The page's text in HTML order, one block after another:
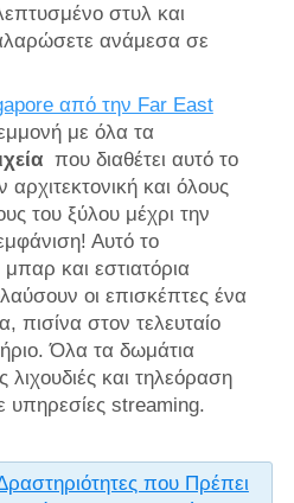
στυλ και
ανάμεσα σε
από την Far East
με όλα τα
που διαθέτει αυτό το
και όλους
του ξύλου μέχρι την
Αυτό το
μπαρ και εστιατόρια
οι επισκέπτες ένα
πισίνα στον τελευταίο
Όλα τα δωμάτια
λιχουδιές και τηλεόραση
υπηρεσίες streaming.
που Πρέπει